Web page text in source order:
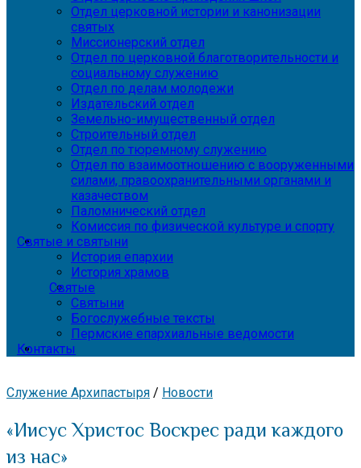
Отдел церковной истории и канонизации
святых
Миссионерский отдел
Отдел по церковной благотворительности и
социальному служению
Отдел по делам молодежи
Издательский отдел
Земельно-имущественный отдел
Строительный отдел
Отдел по тюремному служению
Отдел по взаимоотношению с вооруженными
силами, правоохранительными органами и
казачеством
Паломнический отдел
Комиссия по физической культуре и спорту
Святые и святыни
История епархии
История храмов
Святые
Святыни
Богослужебные тексты
Пермские епархиальные ведомости
Контакты
Служение Архипастыря / Новости
«Иисус Христос Воскрес ради каждого
из нас»